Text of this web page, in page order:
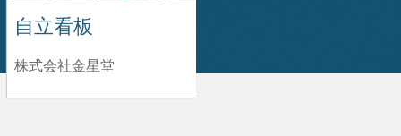
自立看板
株式会社金星堂